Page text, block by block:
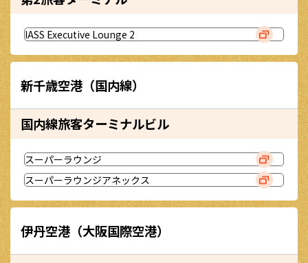
IASS Executive Lounge 2
新千歳空港（国内線）
国内線旅客ターミナルビル
スーパーラウンジ
スーパーラウンジアネックス
伊丹空港（大阪国際空港）